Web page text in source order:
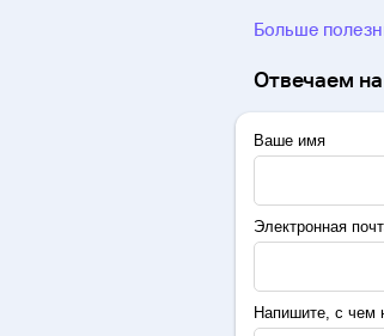
Больше
Отвечаем
Ваше имя
Электронная
Напишите, с чем